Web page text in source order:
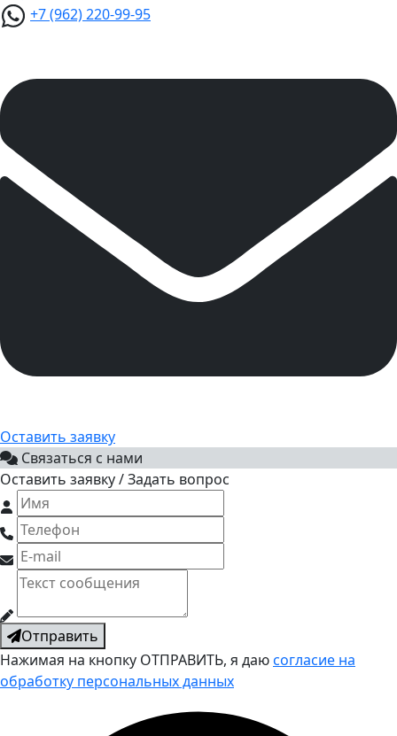
+7 (962) 220-99-95
Оставить заявку
Связаться с нами
Оставить заявку / Задать вопрос
Отправить
Нажимая на кнопку ОТПРАВИТЬ, я даюсогласие на
обработку персональных данных